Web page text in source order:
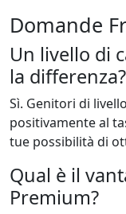
Domande
Un livello di
la differenza?
Sì. Genitori di
positivamente al
tue possibilità di
Qual è il
Premium?